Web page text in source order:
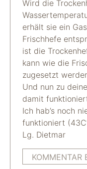
Wird die
erhält sie ein
Frischhefe
ist die
kann wie die
zugesetzt
Und nun zu
damit
Ich hab’s noch
funktioniert
Lg. Dietmar
KOMMENTAR